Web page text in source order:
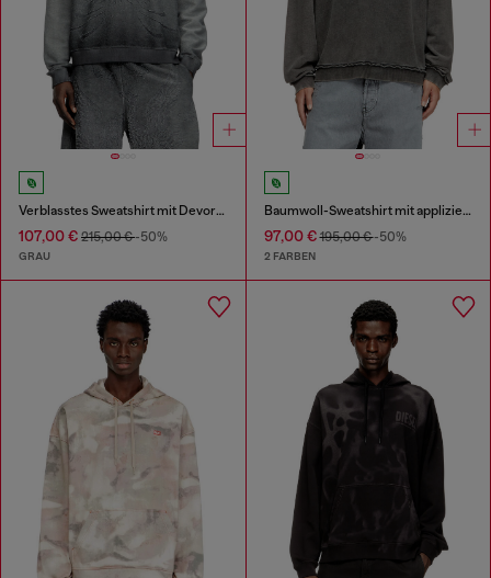
Verblasstes Sweatshirt mit Devoré-Phoenix-Logo
107,00 € 215,00 €-50%
GRAU
Baumwoll-Sweatshirt mit appliziertem Logo
97,00 €195,00 €-50%
2 FARBEN